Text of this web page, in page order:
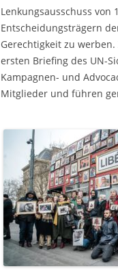
Lenkungsausschuss von
Entscheidungsträgern
Gerechtigkeit zu
ersten Briefing des UN-
Kampagnen- und
Mitglieder und führen